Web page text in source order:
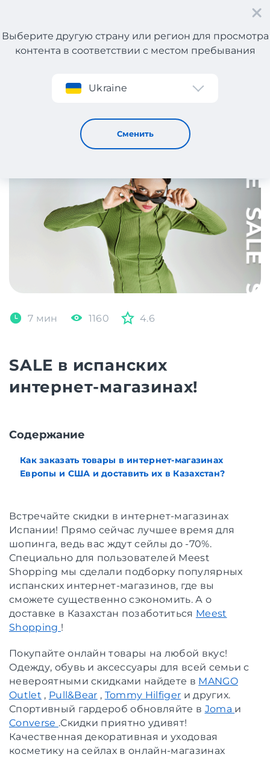
Регистрация
Выберите другую страну или регион для просмотра
контента в соответствии с местом пребывания
Ukraine
Сменить
SALE в испанских интернет-магазинах!
7 мин 1160 4.6
SALE в испанских
интернет-магазинах!
Содержание
Как заказать товары в интернет-магазинах
Европы и США и доставить их в Казахстан?
Встречайте скидки в интернет-магазинах
Испании! Прямо сейчас лучшее время для
шопинга, ведь вас ждут сейлы до -70%.
Специально для пользователей Meest
Shopping мы сделали подборку популярных
испанских интернет-магазинов, где вы
сможете существенно сэкономить. А о
доставке в Казахстан позаботиться Meest
Shopping !
Покупайте онлайн товары на любой вкус!
Одежду, обувь и аксессуары для всей семьи с
невероятными скидками найдете в MANGO
Outlet , Pull&Bear , Tommy Hilfiger и других.
Спортивный гардероб обновляйте в Joma и
Converse .Скидки приятно удивят!
Качественная декоративная и уходовая
косметику на сейлах в онлайн-магазинах